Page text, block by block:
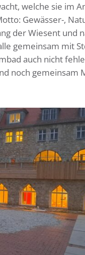
welche sie im
Gewässer-,
der Wiesent und
gemeinsam mit
auch nicht
noch gemeinsam